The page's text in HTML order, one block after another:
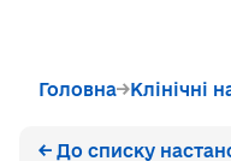
Головна Клінічні
← До списку